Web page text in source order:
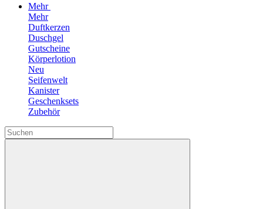
Mehr
Mehr
Duftkerzen
Duschgel
Gutscheine
Körperlotion
Neu
Seifenwelt
Kanister
Geschenksets
Zubehör